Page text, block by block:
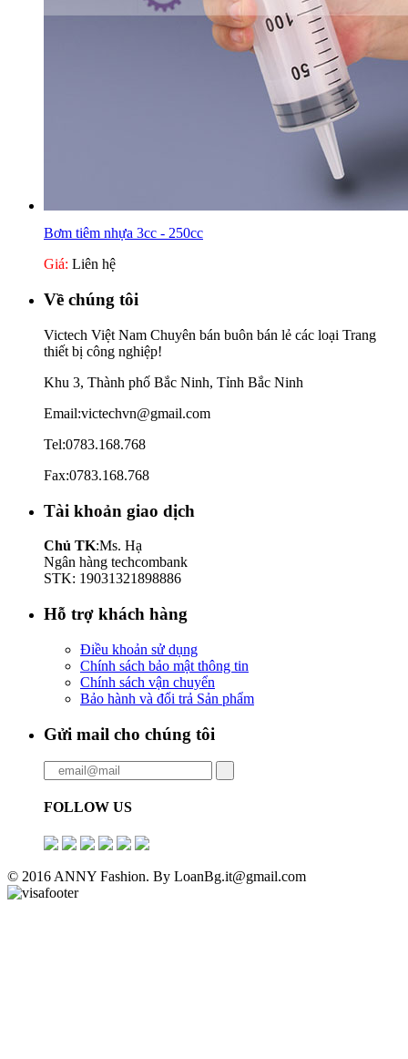
Bơm tiêm nhựa 3cc - 250cc
Giá: Liên hệ
Về chúng tôi
Victech Việt Nam Chuyên bán buôn bán lẻ các loại Trang
thiết bị công nghiệp!
Khu 3, Thành phố Bắc Ninh, Tỉnh Bắc Ninh
Email:victechvn@gmail.com
Tel:0783.168.768
Fax:0783.168.768
Tài khoản giao dịch
Chủ TK:Ms. Hạ
Ngân hàng techcombank
STK: 19031321898886
Hỗ trợ khách hàng
Điều khoản sử dụng
Chính sách bảo mật thông tin
Chính sách vận chuyển
Bảo hành và đổi trả Sản phẩm
Gửi mail cho chúng tôi
FOLLOW US
© 2016 ANNY Fashion. By LoanBg.it@gmail.com